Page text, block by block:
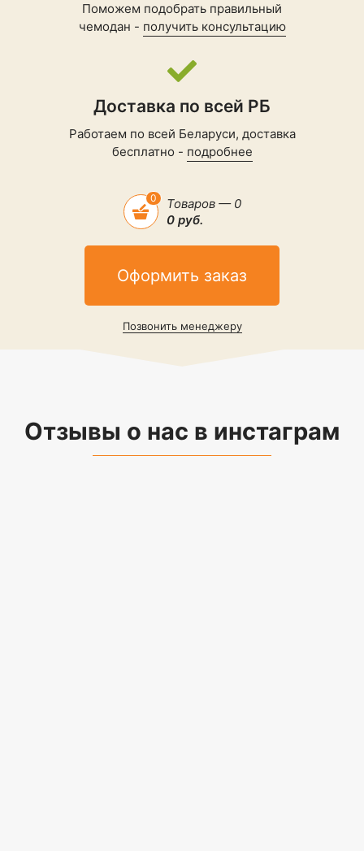
Поможем подобрать правильный
чемодан - получить консультацию
Доставка по всей РБ
Работаем по всей Беларуси, доставка
бесплатно - подробнее
0
Товаров — 0
0 руб.
Оформить заказ
Позвонить менеджеру
Отзывы о нас в инстаграм